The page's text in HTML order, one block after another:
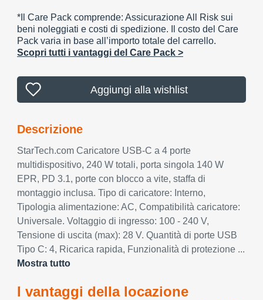
*Il Care Pack comprende: Assicurazione All Risk sui
beni noleggiati e costi di spedizione. Il costo del Care
Pack varia in base all’importo totale del carrello.
Scopri tutti i vantaggi del Care Pack >
Aggiungi alla wishlist
Descrizione
StarTech.com Caricatore USB-C a 4 porte
multidispositivo, 240 W totali, porta singola 140 W
EPR, PD 3.1, porte con blocco a vite, staffa di
montaggio inclusa. Tipo di caricatore: Interno,
Tipologia alimentazione: AC, Compatibilità caricatore:
Universale. Voltaggio di ingresso: 100 - 240 V,
Tensione di uscita (max): 28 V. Quantità di porte USB
Tipo C: 4, Ricarica rapida, Funzionalità di protezione ...
Mostra tutto
I vantaggi della locazione